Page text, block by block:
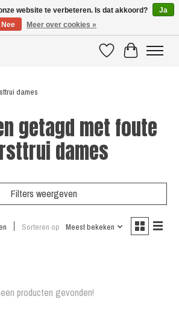
VerlanglijstWinkelwagen
dames
getagd met foute
dames
Filters weergeven
Sorteren op Meest bekeken
producten gevonden!
website te verbeteren. Is dat akkoord?
Ja
Nee
Meer over cookies »